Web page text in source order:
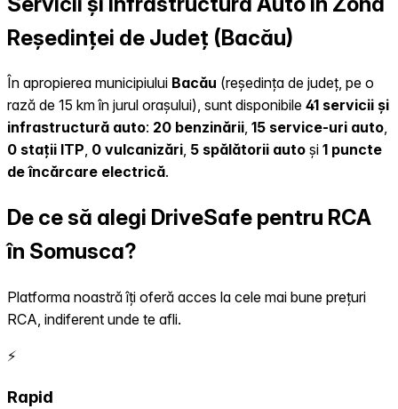
Reședinței de Județ (Bacău)
În apropierea municipiului Bacău (reședința de județ, pe o
rază de 15 km în jurul orașului), sunt disponibile 41 servicii și
infrastructură auto: 20 benzinării, 15 service-uri auto,
0 stații ITP, 0 vulcanizări, 5 spălătorii auto și 1 puncte
de încărcare electrică.
De ce să alegi DriveSafe pentru RCA
în Somusca?
Platforma noastră îți oferă acces la cele mai bune prețuri
RCA, indiferent unde te afli.
⚡
Rapid